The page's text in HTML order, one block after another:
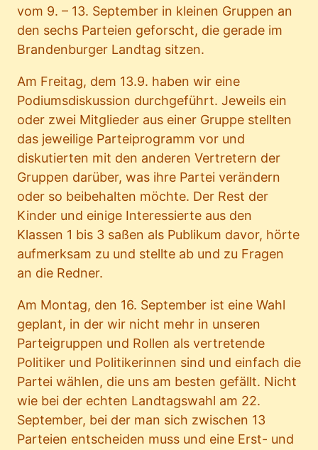
vom 9. – 13. September in kleinen Gruppen an
den sechs Parteien geforscht, die gerade im
Brandenburger Landtag sitzen.
Am Freitag, dem 13.9. haben wir eine
Podiumsdiskussion durchgeführt. Jeweils ein
oder zwei Mitglieder aus einer Gruppe stellten
das jeweilige Parteiprogramm vor und
diskutierten mit den anderen Vertretern der
Gruppen darüber, was ihre Partei verändern
oder so beibehalten möchte. Der Rest der
Kinder und einige Interessierte aus den
Klassen 1 bis 3 saßen als Publikum davor, hörte
aufmerksam zu und stellte ab und zu Fragen
an die Redner.
Am Montag, den 16. September ist eine Wahl
geplant, in der wir nicht mehr in unseren
Parteigruppen und Rollen als vertretende
Politiker und Politikerinnen sind und einfach die
Partei wählen, die uns am besten gefällt. Nicht
wie bei der echten Landtagswahl am 22.
September, bei der man sich zwischen 13
Parteien entscheiden muss und eine Erst- und